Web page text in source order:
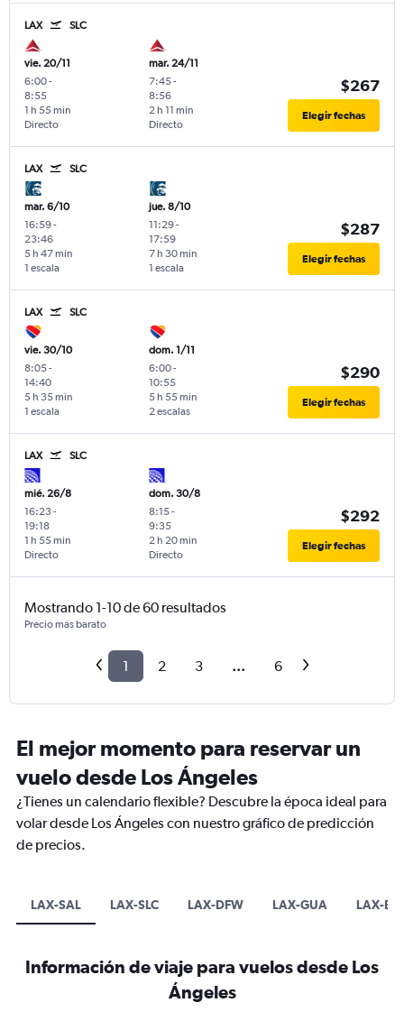
LAX SLC
vie. 20/11
6:00-
8:55
Directo
1 h 55 min
mar. 24/11
7:45-
8:56
Directo
2 h 11 min
$267
Elegir fechas
LAX SLC
mar. 6/10
16:59-
23:46
1 escala
5 h 47 min
jue. 8/10
11:29-
17:59
1 escala
7 h 30 min
$287
Elegir fechas
LAX SLC
vie. 30/10
8:05-
14:40
1 escala
5 h 35 min
dom. 1/11
6:00-
10:55
2 escalas
5 h 55 min
$290
Elegir fechas
LAX SLC
mié. 26/8
16:23-
19:18
Directo
1 h 55 min
dom. 30/8
8:15-
9:35
Directo
2 h 20 min
$292
Elegir fechas
Mostrando 1-10 de 60 resultados
Precio más barato
1 2 3 ... 6
El mejor momento para reservar un
vuelo desde Los Ángeles
¿Tienes un calendario flexible? Descubre la época ideal para
volar desde Los Ángeles con nuestro gráfico de predicción
de precios.
LAX-SAL LAX-SLC LAX-DFW LAX-GUA LAX-
Información de viaje para vuelos desde Los
Ángeles